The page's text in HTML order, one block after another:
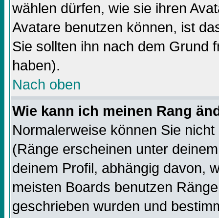
wählen dürfen, wie sie ihren
Avatare benutzen können, ist
Sie sollten ihn nach dem Grund
haben).
Nach oben
Wie kann ich meinen Rang
Normalerweise können Sie
(Ränge erscheinen unter
deinem Profil, abhängig davon,
meisten Boards benutzen
geschrieben wurden und